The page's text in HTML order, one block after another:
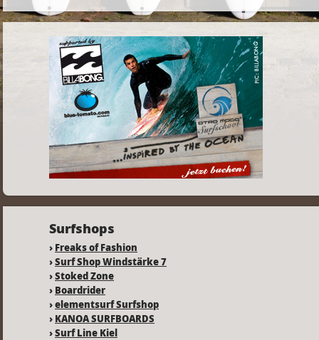
Surfshops
› Freaks of Fashion
›Surf Shop Windstärke 7
›Stoked Zone
› Boardrider
›elementsurf Surfshop
› KANOA SURFBOARDS
›Surf Line Kiel